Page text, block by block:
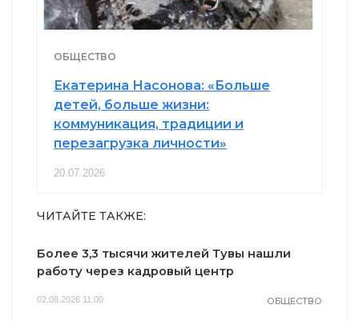
ОБЩЕСТВО
Екатерина Насонова: «Больше
детей, больше жизни:
коммуникация, традиции и
перезагрузка личности»
20.07.2026
ЧИТАЙТЕ ТАКЖЕ:
Более 3,3 тысячи жителей Тувы нашли
работу через кадровый центр
02.08.2026 11:00 ОБЩЕСТВО